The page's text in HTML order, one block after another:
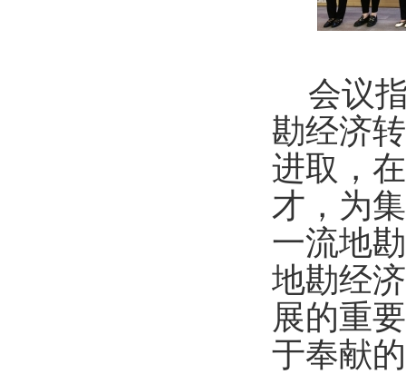
会议指
勘经济
进取，
才，为
一流地
地勘经
展的重
于奉献